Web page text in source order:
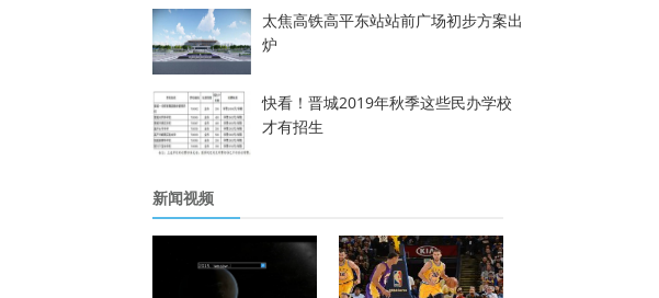
太焦高铁高平东站站前广场初步方案出
炉
快看！晋城2019年秋季这些民办学校
才有招生
新闻视频